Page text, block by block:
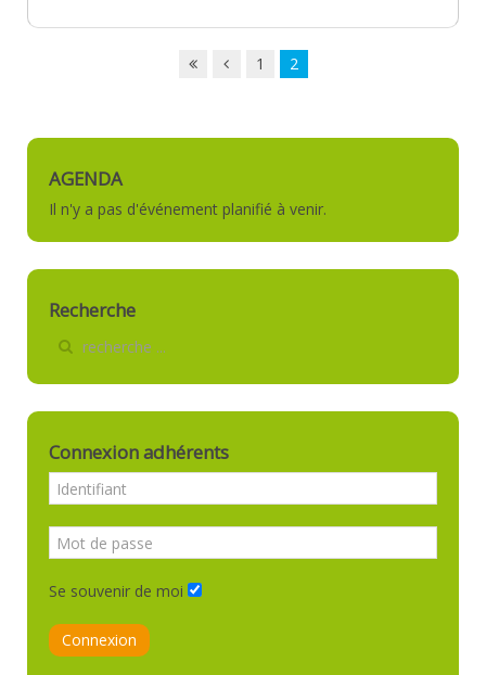
1 2
AGENDA
Il n'y a pas d'événement planifié à venir.
Recherche
Connexion adhérents
Se souvenir de moi
Connexion